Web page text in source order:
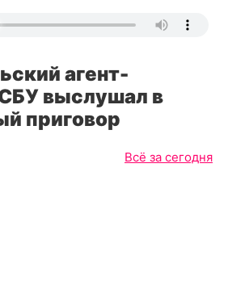
агент-
выслушал в
приговор
Всё за сегодня